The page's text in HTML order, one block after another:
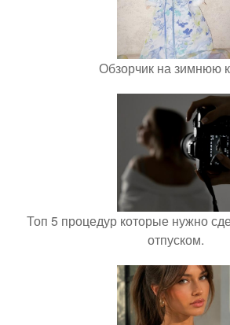
Обзорчик на зимнюю
Топ 5 процедур которые нужно
отпуском.